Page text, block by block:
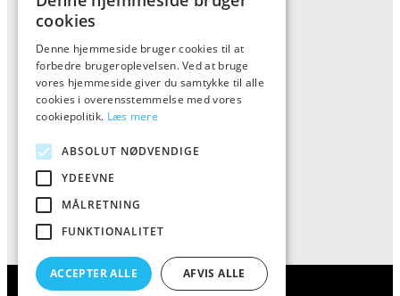
Forside
Kontakt
Oversigt artikler
Kiinkiintoktok
Tlf: 7876 8672
Mail:
Kiinkiintoktok – alt til din kaffe
cookies
Denne hjemmeside bruger cookies til at
forbedre brugeroplevelsen. Ved at bruge
vores hjemmeside giver du samtykke til alle
cookies i overensstemmelse med vores
cookiepolitik. Læs mere
ABSOLUT NØDVENDIGE
YDEEVNE
MÅLRETNING
FUNKTIONALITET
ACCEPTER ALLE AFVIS ALLE